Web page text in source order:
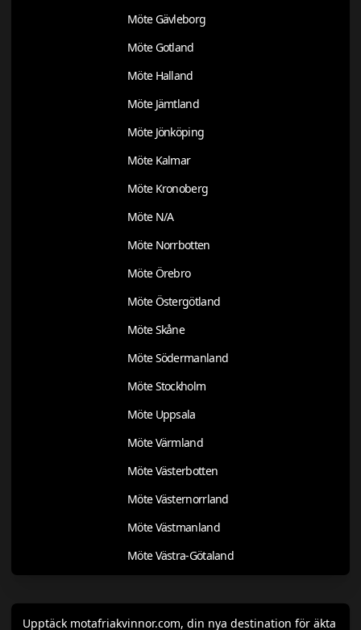
Möte Gävleborg
Möte Gotland
Möte Halland
Möte Jämtland
Möte Jönköping
Möte Kalmar
Möte Kronoberg
Möte N/A
Möte Norrbotten
Möte Örebro
Möte Östergötland
Möte Skåne
Möte Södermanland
Möte Stockholm
Möte Uppsala
Möte Värmland
Möte Västerbotten
Möte Västernorrland
Möte Västmanland
Möte Västra-Götaland
Upptäck motafriakvinnor.com, din nya destination för äkta